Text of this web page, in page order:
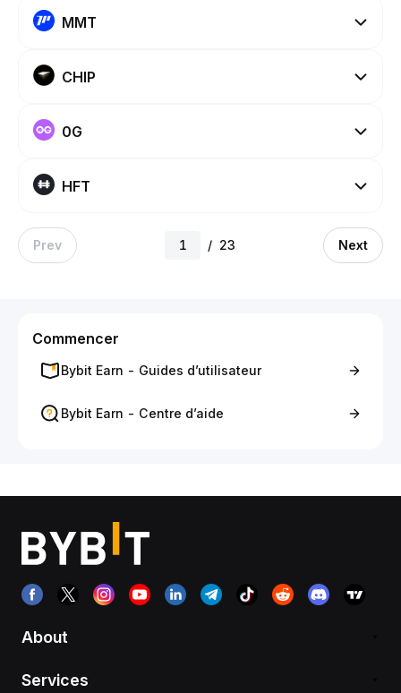
MMT
CHIP
0G
HFT
Prev / 23 Next
Commencer
Bybit Earn - Guides d’utilisateur
Bybit Earn - Centre d’aide
About
Services